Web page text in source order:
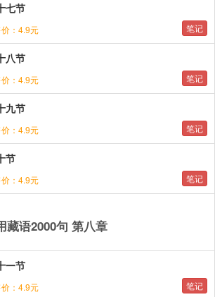
七节
：4.9元 笔记
八节
：4.9元 笔记
九节
：4.9元 笔记
节
：4.9元 笔记
藏语2000句 第八章
一节
：4.9元 笔记